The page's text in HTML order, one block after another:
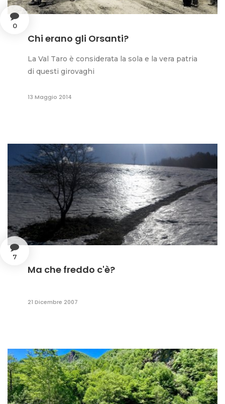
0
Chi erano gli Orsanti?
La Val Taro è considerata la sola e la vera patria
di questi girovaghi
13 Maggio 2014
7
Ma che freddo c'è?
21 Dicembre 2007